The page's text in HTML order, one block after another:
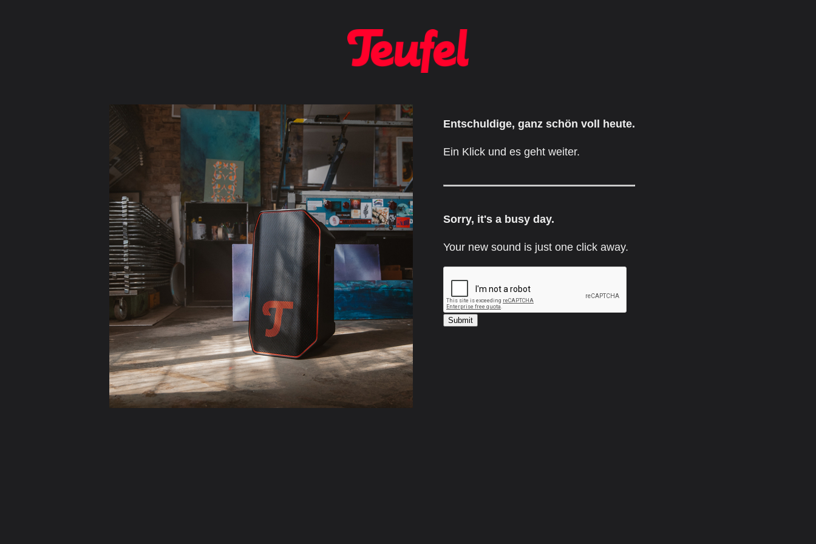
Entschuldige, ganz schön voll heute.
Ein Klick und es geht weiter.
Sorry, it's a busy day.
Your new sound is just one click away.